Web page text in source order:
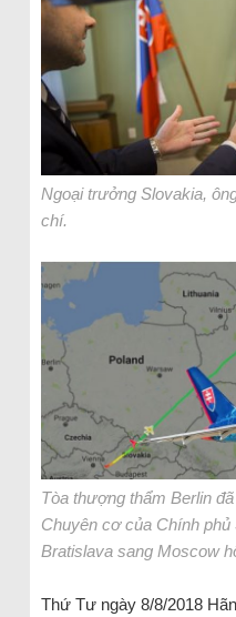
Ngoại trưởng Slovakia,
chí.
Tòa thượng thẩm Berlin
Chuyên cơ của Chính
Bratislava sang Moscow
Thứ Tư ngày 8/8/2018